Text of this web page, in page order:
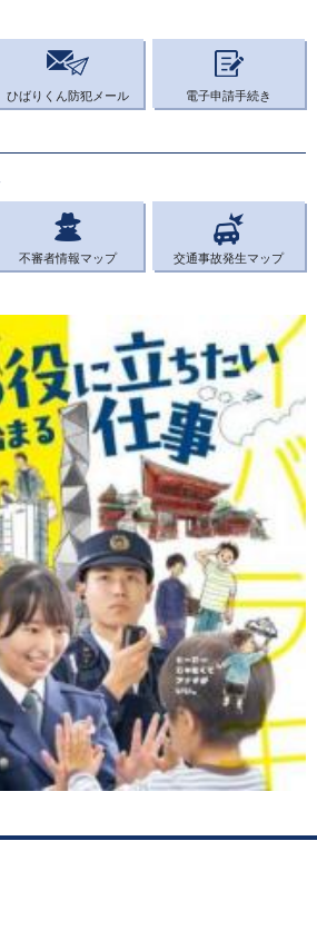
ひばりくん防犯メール 電子申請手続き
不審者情報マップ 交通事故発生マップ